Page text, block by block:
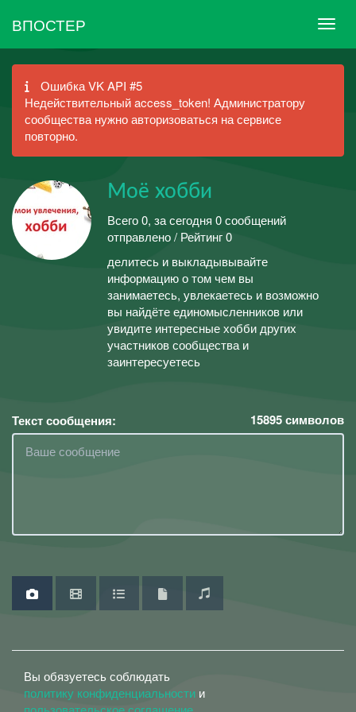
ВПОСТЕР
Ошибка VK API #5
Недействительный access_token! Администратору
сообщества нужно авторизоваться на сервисе
повторно.
Моё хобби
Всего 0, за сегодня 0 сообщений
отправлено / Рейтинг 0
делитесь и выкладывывайте
информацию о том чем вы
занимаетесь, увлекаетесь и возможно
вы найдёте единомысленников или
увидите интересные хобби других
участников сообщества и
заинтересуетесь
Текст сообщения: 15895символов
Вы обязуетесь соблюдать
политику конфиденциальности и